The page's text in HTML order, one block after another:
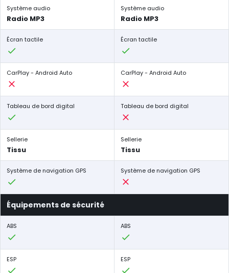
Système audio
Radio MP3
Système audio
Radio MP3
Écran tactile Écran tactile
CarPlay - Android Auto CarPlay - Android Auto
Tableau de bord digital Tableau de bord digital
Sellerie
Tissu
Sellerie
Tissu
Système de navigation GPS Système de navigation GPS
Équipements de sécurité
ABS ABS
ESP ESP